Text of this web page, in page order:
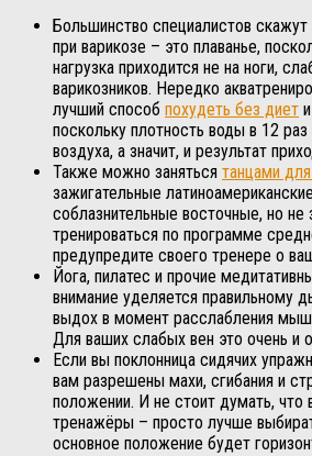
Большинство специалистов
при варикозе – это плаванье,
нагрузка приходится не на ноги,
варикозников. Нередко
лучший способ похудеть без диет
поскольку плотность воды в 12
воздуха, а значит, и результат
Также можно заняться танцами
зажигательные
соблазнительные восточные, но не
тренироваться по программе
предупредите своего тренере о
Йога, пилатес и прочие
внимание уделяется правильному
выдох в момент расслабления
Для ваших слабых вен это очень и
Если вы поклонница сидячих
вам разрешены махи, сгибания и
положении. И не стоит думать, что
тренажёры – просто лучше
основное положение будет